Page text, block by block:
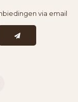
via email